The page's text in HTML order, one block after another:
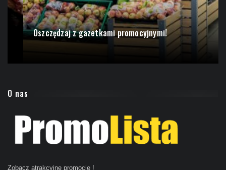
Oszczędzaj z gazetkami promocyjnymi!
O nas
Zobacz atrakcyjne promocje !